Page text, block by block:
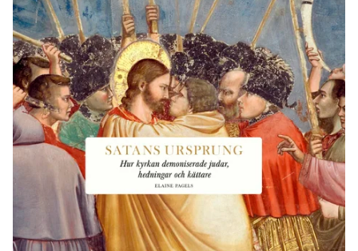
YUKIKO OCH PATRIK MÖTER
STOLPE STORIES
VIDEOGALLERI
UTMÄRKELSER
ÖVRIGA FORMAT